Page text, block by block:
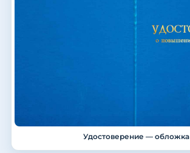
Удостоверение — обложка